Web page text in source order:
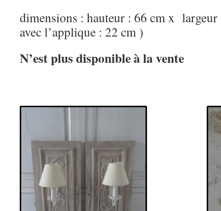
dimensions : hauteur : 66 cm x
avec l’applique : 22 cm )
N’est plus disponible à la vente